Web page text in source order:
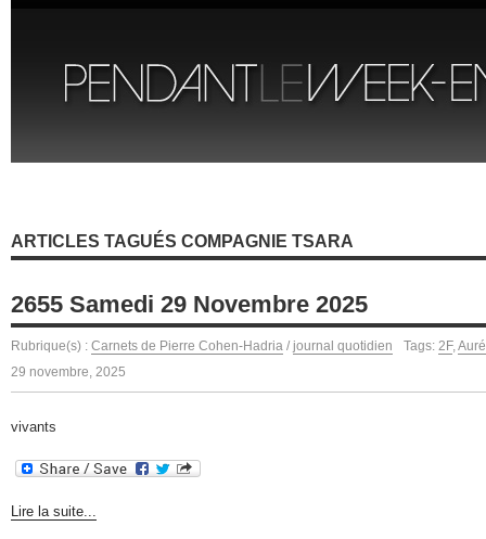
ARTICLES TAGUÉS COMPAGNIE TSARA
2655 Samedi 29 Novembre 2025
Rubrique(s) : Carnets de Pierre Cohen-Hadria / journal quotidien Tags: 2F,
29 novembre, 2025
vivants
Lire la suite...